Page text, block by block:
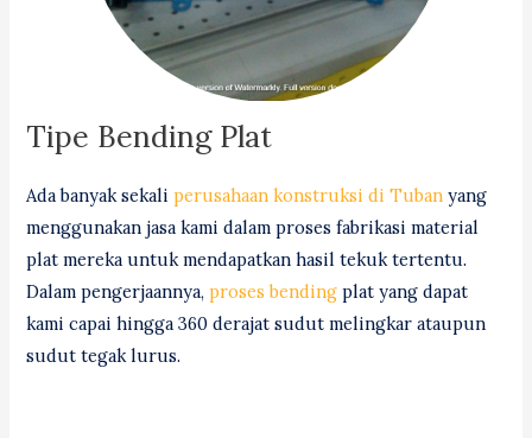
Tipe Bending Plat
Ada banyak sekaliperusahaan konstruksi di Tuban yang
menggunakan jasa kami dalam proses fabrikasi material
plat mereka untuk mendapatkan hasil tekuk tertentu.
Dalam pengerjaannya,proses bending plat yang dapat
kami capai hingga 360 derajat sudut melingkar ataupun
sudut tegak lurus.